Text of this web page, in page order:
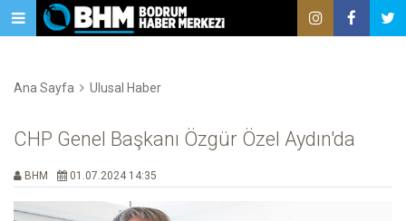
Ana Sayfa Ulusal Haber
CHP Genel Başkanı Özgür Özel Aydın'da
BHM 01.07.2024 14:35